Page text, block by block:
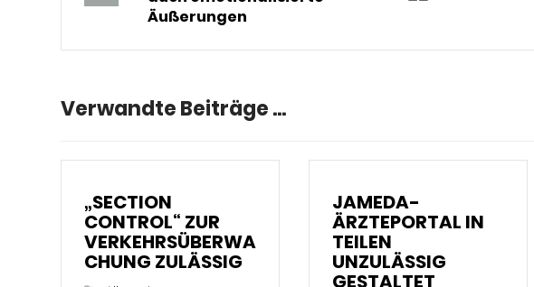
Äußerungen
Verwandte Beiträge ...
„SECTION
CONTROL“ ZUR
VERKEHRSÜBERWA
CHUNG ZULÄSSIG
JAMEDA-
ÄRZTEPORTAL IN
TEILEN
UNZULÄSSIG
GESTALTET